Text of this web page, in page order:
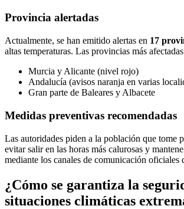
Provincia alertadas
Actualmente, se han emitido alertas en 17
altas temperaturas. Las provincias más
Murcia y Alicante (nivel rojo)
Andalucía (avisos naranja en varias
Gran parte de Baleares y Albacete
Medidas preventivas recomendadas
Las autoridades piden a la población que tome
evitar salir en las horas más calurosas y
mediante los canales de comunicación
¿Cómo se garantiza la
situaciones climáticas